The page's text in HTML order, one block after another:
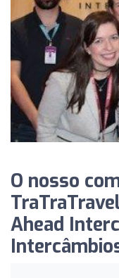
O nosso
Ahead